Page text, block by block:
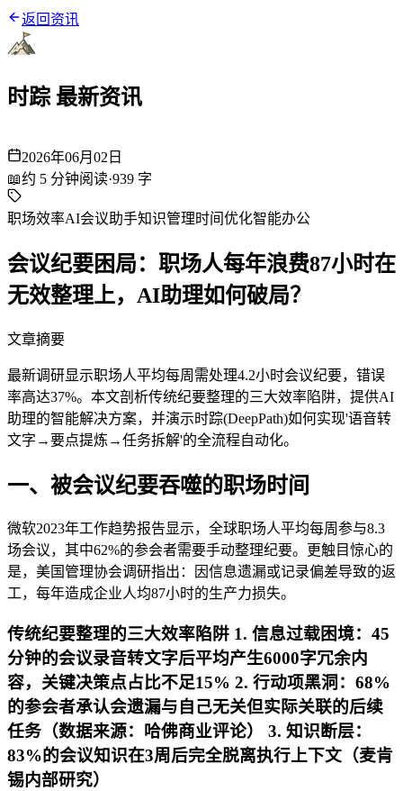
返回资讯
时踪 最新资讯
2026年06月02日
📖约 5 分钟阅读·939 字
职场效率AI会议助手知识管理时间优化智能办公
会议纪要困局：职场人每年浪费87小时在
无效整理上，AI助理如何破局？
文章摘要
最新调研显示职场人平均每周需处理4.2小时会议纪要，错误
率高达37%。本文剖析传统纪要整理的三大效率陷阱，提供AI
助理的智能解决方案，并演示时踪(DeepPath)如何实现'语音转
文字→要点提炼→任务拆解'的全流程自动化。
一、被会议纪要吞噬的职场时间
微软2023年工作趋势报告显示，全球职场人平均每周参与8.3
场会议，其中62%的参会者需要手动整理纪要。更触目惊心的
是，美国管理协会调研指出：因信息遗漏或记录偏差导致的返
工，每年造成企业人均87小时的生产力损失。
传统纪要整理的三大效率陷阱 1. 信息过载困境：45
分钟的会议录音转文字后平均产生6000字冗余内
容，关键决策点占比不足15% 2. 行动项黑洞 ：68%
的参会者承认会遗漏与自己无关但实际关联的后续
任务（数据来源：哈佛商业评论） 3. 知识断层：
83%的会议知识在3周后完全脱离执行上下文（麦肯
锡内部研究）